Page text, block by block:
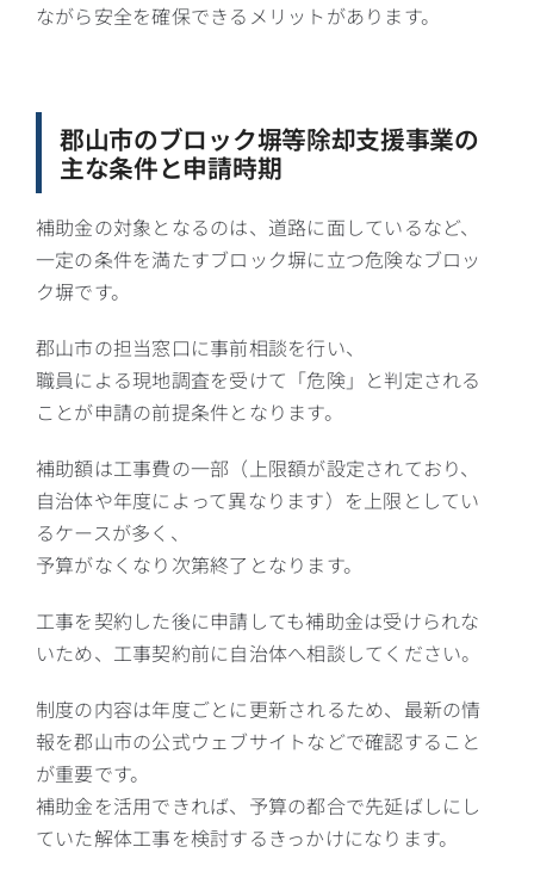
ながら安全を確保できるメリットがあります。
郡山市のブロック塀等除却支援事業の
主な条件と申請時期
補助金の対象となるのは、道路に面しているなど、
一定の条件を満たすブロック塀に立つ危険なブロッ
ク塀です。
郡山市の担当窓口に事前相談を行い、
職員による現地調査を受けて「危険」と判定される
ことが申請の前提条件となります。
補助額は工事費の一部（上限額が設定されており、
自治体や年度によって異なります）を上限としてい
るケースが多く、
予算がなくなり次第終了となります。
工事を契約した後に申請しても補助金は受けられな
いため、工事契約前に自治体へ相談してください。
制度の内容は年度ごとに更新されるため、最新の情
報を郡山市の公式ウェブサイトなどで確認すること
が重要です。
補助金を活用できれば、予算の都合で先延ばしにし
ていた解体工事を検討するきっかけになります。